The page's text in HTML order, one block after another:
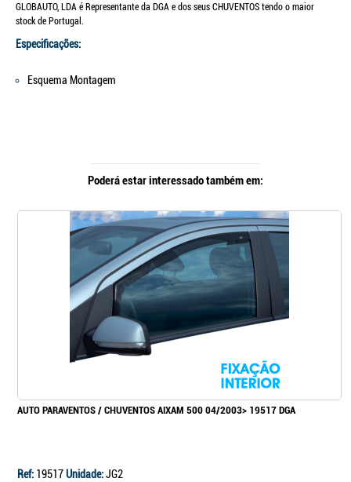
GLOBAUTO, LDA é Representante da DGA e dos seus CHUVENTOS tendo o maior
stock de Portugal.
Especificações:
Esquema Montagem
Poderá estar interessado também em:
AUTO PARAVENTOS / CHUVENTOS AIXAM 500 04/2003> 19517 DGA
Ref: 19517Unidade:JG2